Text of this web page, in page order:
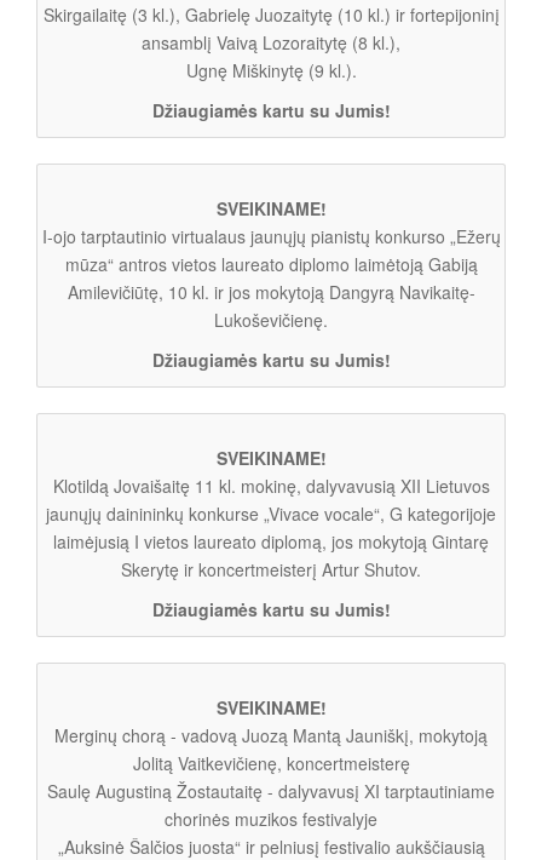
Skirgailaitę (3 kl.), Gabrielę Juozaitytę (10 kl.) ir fortepijoninį
ansamblį Vaivą Lozoraitytę (8 kl.),
Ugnę Miškinytę (9 kl.).
Džiaugiamės kartu su Jumis!
SVEIKINAME!
I-ojo tarptautinio virtualaus jaunųjų pianistų konkurso „Ežerų
mūza“ antros vietos laureato diplomo laimėtoją Gabiją
Amilevičiūtę, 10 kl. ir jos mokytoją Dangyrą Navikaitę-
Lukoševičienę.
Džiaugiamės kartu su Jumis!
SVEIKINAME!
Klotildą Jovaišaitę 11 kl. mokinę, dalyvavusią XII Lietuvos
jaunųjų dainininkų konkurse „Vivace vocale“, G kategorijoje
laimėjusią I vietos laureato diplomą, jos mokytoją Gintarę
Skerytę ir koncertmeisterį Artur Shutov.
Džiaugiamės kartu su Jumis!
SVEIKINAME!
Merginų chorą - vadovą Juozą Mantą Jauniškį, mokytoją
Jolitą Vaitkevičienę, koncertmeisterę
Saulę Augustiną Žostautaitę - dalyvavusį XI tarptautiniame
chorinės muzikos festivalyje
„Auksinė Šalčios juosta“ ir pelniusį festivalio aukščiausią